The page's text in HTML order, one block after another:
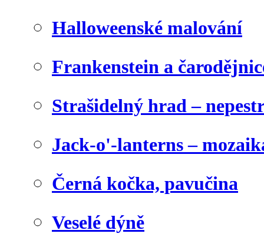
Halloweenské malování
Frankenstein a
Strašidelný hrad –
Jack-o'-lanterns –
Černá kočka, pavučina
Veselé dýně